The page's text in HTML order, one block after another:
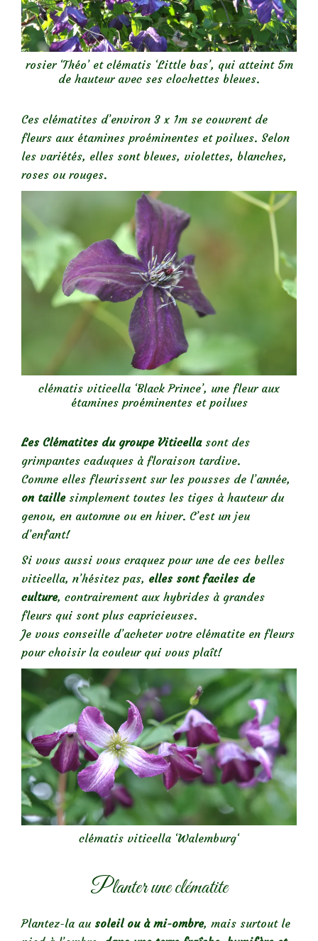
rosier ‘Théo’ et clématis ‘Little bas’, qui atteint 5m
de hauteur avec ses clochettes bleues.
Ces clématites d’environ 3 x 1m se couvrent de
fleurs aux étamines proéminentes et poilues. Selon
les variétés, elles sont bleues, violettes, blanches,
roses ou rouges.
clématis viticella ‘Black Prince’, une fleur aux
étamines proéminentes et poilues
Les Clématites du groupe Viticellasont des
grimpantes caduques à floraison tardive.
Comme elles fleurissent sur les pousses de l’année,
on taillesimplement toutes les tiges à hauteur du
genou, en automne ou en hiver. C’est un jeu
d’enfant!
Si vous aussi vous craquez pour une de ces belles
viticella, n’hésitez pas, elles sont faciles de
culture, contrairement aux hybrides à grandes
fleurs qui sont plus capricieuses.
Je vous conseille d’acheter votre clématite en fleurs
pour choisir la couleur qui vous plaît!
clématis viticella ‘Walemburg‘
Planter une clématite
Plantez-la au soleil ou à mi-ombre, mais surtout le